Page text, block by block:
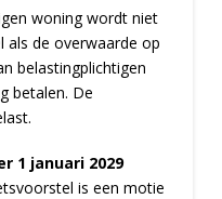
woning wordt niet
als de overwaarde op
belastingplichtigen
betalen. De
1 januari 2029
is een motie